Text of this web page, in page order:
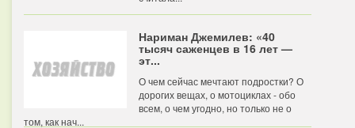
Нариман Джемилев: «40
тысяч саженцев в 16 лет —
эт...
О чем сейчас мечтают подростки? О
дорогих вещах, о мотоциклах - обо
всем, о чем угодно, но только не о
том, как нач...